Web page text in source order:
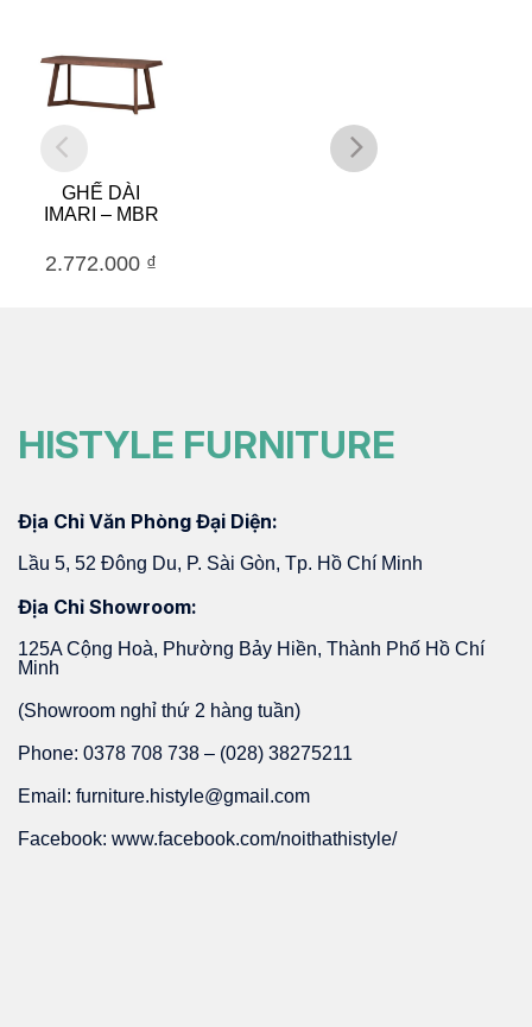
GHẾ DÀI
IMARI – MBR
2.772.000 ₫
HISTYLE FURNITURE
Địa Chỉ Văn Phòng Đại Diện:
Lầu 5, 52 Đông Du, P. Sài Gòn, Tp. Hồ Chí Minh
Địa Chỉ Showroom:
125A Cộng Hoà, Phường Bảy Hiền, Thành Phố Hồ Chí
Minh
(Showroom nghỉ thứ 2 hàng tuần)
Phone: 0378 708 738 – (028) 38275211
Email: furniture.histyle@gmail.com
Facebook: www.facebook.com/noithathistyle/